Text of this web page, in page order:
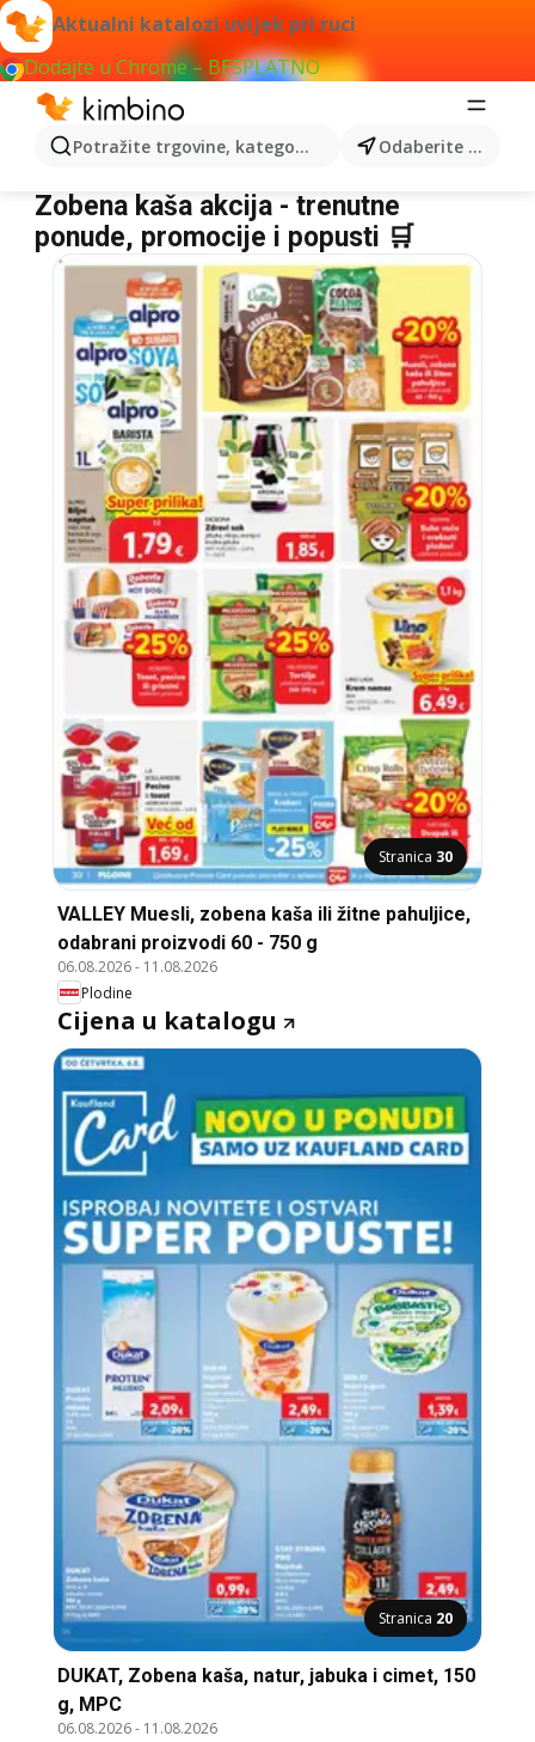
Aktualni katalozi uvijek pri ruci
Dodajte u Chrome – BESPLATNO
Potražite trgovine, kategorije, proizvode... Odaberite grad
Zobena kaša
Zobena kaša akcija - trenutne
ponude, promocije i popusti 🛒
Stranica 30
VALLEY Muesli, zobena kaša ili žitne pahuljice,
odabrani proizvodi 60 - 750 g
06.08.2026- 11.08.2026
Plodine
Cijena u katalogu
Stranica 20
DUKAT, Zobena kaša, natur, jabuka i cimet, 150
g, MPC
06.08.2026- 11.08.2026